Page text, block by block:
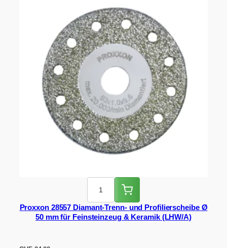
Proxxon 28557 Diamant-Trenn- und Profilierscheibe Ø
50 mm für Feinsteinzeug & Keramik (LHW/A)